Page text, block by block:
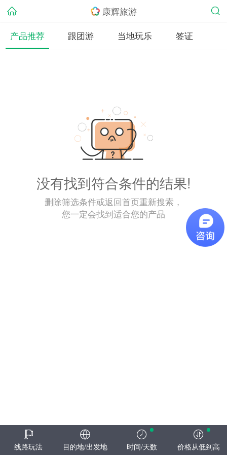
康辉旅游
产品推荐
跟团游 当地玩乐 签证
没有找到符合条件的结果!
删除筛选条件或返回首页重新搜索，
您一定会找到适合您的产品
线路玩法 目的地/出发地 时间/天数 价格从低到高